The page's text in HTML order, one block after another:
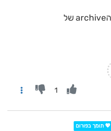
תלכו לפבואר 1950 ההיסטורי הarchive של
1
💖 תומך בפורום